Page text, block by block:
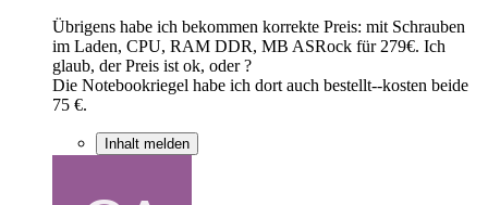
Übrigens habe ich bekommen korrekte Preis: mit Schrauben
im Laden, CPU, RAM DDR, MB ASRock für 279€. Ich
glaub, der Preis ist ok, oder ?
Die Notebookriegel habe ich dort auch bestellt--kosten beide
75 €.
Inhalt melden